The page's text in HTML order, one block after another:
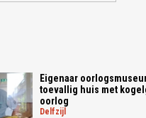
Eigenaar
toevallig huis met
oorlog
delfzijl